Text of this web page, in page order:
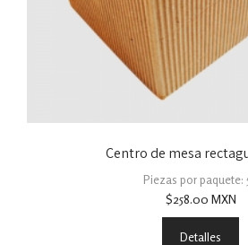
Centro de mesa
Piezas por paquete:
$258.00 MXN
Detalles